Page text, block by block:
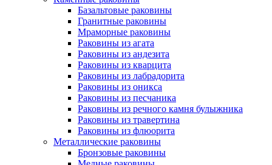
Базальтовые раковины
Гранитные раковины
Мраморные раковины
Раковины из агата
Раковины из андезита
Раковины из кварцита
Раковины из лабрадорита
Раковины из оникса
Раковины из песчаника
Раковины из речного камня булыжника
Раковины из травертина
Раковины из флюорита
Металлические раковины
Бронзовые раковины